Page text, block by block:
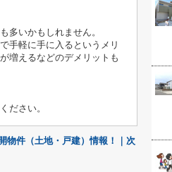
多いかもしれません。
手軽に手に入るというメリ
増えるなどのデメリットも
ださい。
物件（土地・戸建）情報！｜次